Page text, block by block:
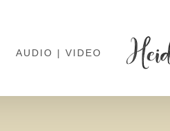
AUDIO | VIDEO